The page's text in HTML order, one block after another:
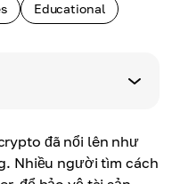
Educational
đã nổi lên như
Nhiều người tìm cách